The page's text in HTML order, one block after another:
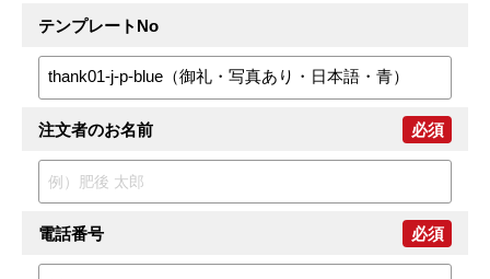
テンプレートNo
注文者のお名前 必須
電話番号 必須